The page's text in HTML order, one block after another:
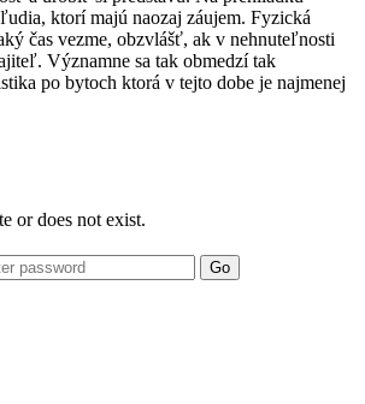
ktorí majú naozaj záujem. Fyzická
čas vezme, obzvlášť, ak v nehnuteľnosti
Významne sa tak obmedzí tak
po bytoch ktorá v tejto dobe je najmenej